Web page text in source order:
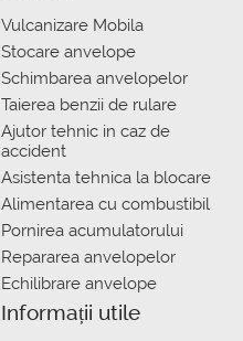
Vulcanizare Mobila
Stocare anvelope
Schimbarea anvelopelor
Taierea benzii de rulare
Ajutor tehnic in caz de
accident
Asistenta tehnica la blocare
Alimentarea cu combustibil
Pornirea acumulatorului
Repararea anvelopelor
Echilibrare anvelope
Informații utile